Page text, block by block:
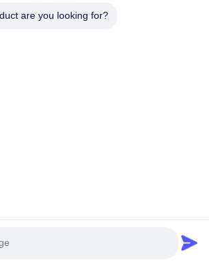
TRADING CO.,LTD. Todos los derechos
are you looking for?